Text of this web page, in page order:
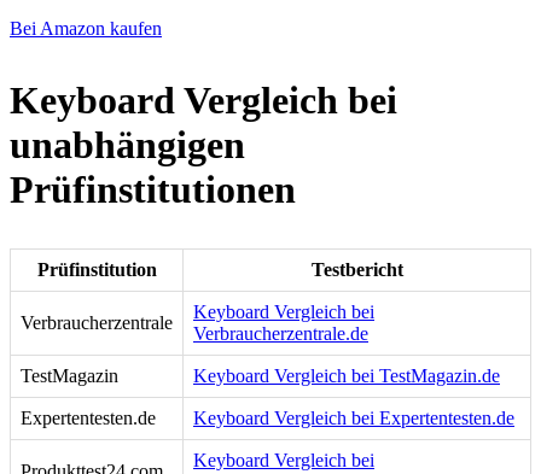
Bei Amazon kaufen
Keyboard Vergleich bei
unabhängigen
Prüfinstitutionen
Prüfinstitution Testbericht
Verbraucherzentrale
Keyboard Vergleich bei
Verbraucherzentrale.de
TestMagazin Keyboard Vergleich bei TestMagazin.de
Expertentesten.de Keyboard Vergleich bei Expertentesten.de
Keyboard Vergleich bei